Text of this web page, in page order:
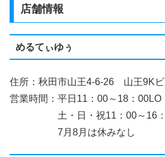
店舗情報
めるてぃゆぅ
住所：秋田市山王4-6-26 山王9K
営業時間：平日11：00～18：00LO
土・日・祝11：00～16：
7月8月は休みなし